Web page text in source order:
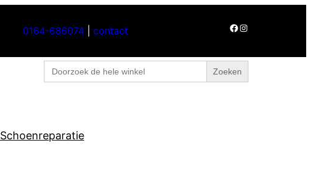
0164-686074| contact Facebook Instagram
Zoek
naar:
Schoenreparatie